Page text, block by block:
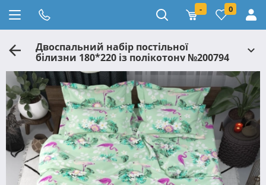
- 0
Двоспальний набір постільної
білизни 180*220 із полікотону №200794
Черешенька™